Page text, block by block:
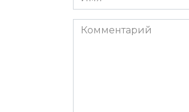
*
Комментарий